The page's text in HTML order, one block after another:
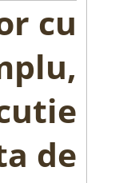
cu
de